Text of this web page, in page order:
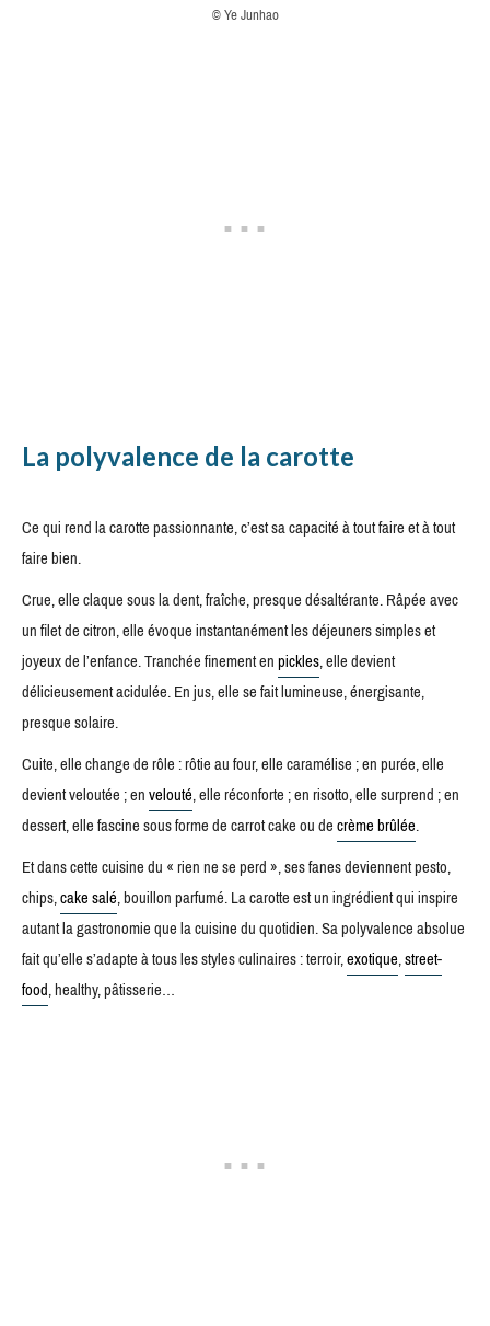
© Ye Junhao
La polyvalence de la carotte
Ce qui rend la carotte passionnante, c’est sa capacité à tout faire et à tout
faire bien.
Crue, elle claque sous la dent, fraîche, presque désaltérante. Râpée avec
un filet de citron, elle évoque instantanément les déjeuners simples et
joyeux de l’enfance. Tranchée finement enpickles, elle devient
délicieusement acidulée. En jus, elle se fait lumineuse, énergisante,
presque solaire.
Cuite, elle change de rôle : rôtie au four, elle caramélise ; en purée, elle
devient veloutée ; envelouté, elle réconforte ; en risotto, elle surprend ; en
dessert, elle fascine sous forme de carrot cake ou decrème brûlée.
Et dans cette cuisine du « rien ne se perd », ses fanes deviennent pesto,
chips,cake salé, bouillon parfumé. La carotte est un ingrédient qui inspire
autant la gastronomie que la cuisine du quotidien. Sa polyvalence absolue
fait qu’elle s’adapte à tous les styles culinaires : terroir,exotique,street-
food, healthy, pâtisserie…